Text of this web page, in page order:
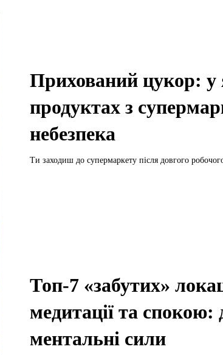
Прихований цукор: у
продуктах з
небезпека
Ти заходиш до супермаркету після довгого
Топ-7 «забутих»
медитації та спокою:
ментальні сили